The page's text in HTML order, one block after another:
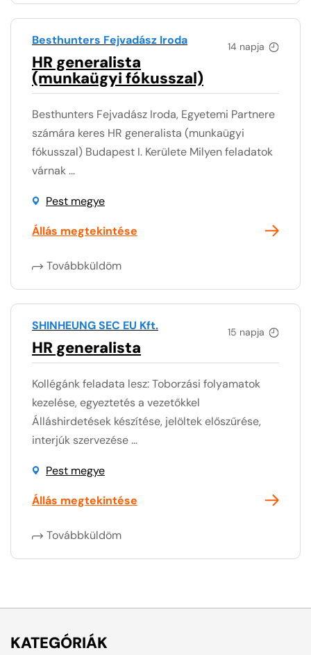
14 napja
Besthunters Fejvadász Iroda
HR generalista
(munkaügyi fókusszal)
Besthunters Fejvadász Iroda, Egyetemi Partnere
számára keres HR generalista (munkaügyi
fókusszal) Budapest I. Kerülete Milyen feladatok
várnak ...
Pest megye
Állás megtekintése
Továbbküldöm
15 napja
SHINHEUNG SEC EU Kft.
HR generalista
Kollégánk feladata lesz: Toborzási folyamatok
kezelése, egyeztetés a vezetőkkel
Álláshirdetések készítése, jelöltek előszűrése,
interjúk szervezése ...
Pest megye
Állás megtekintése
Továbbküldöm
KATEGÓRIÁK